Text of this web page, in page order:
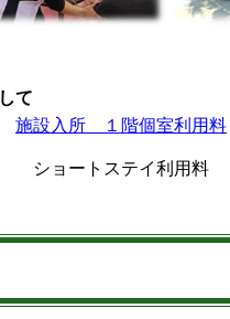
て
施設入所 １階個室利用料
テイ利